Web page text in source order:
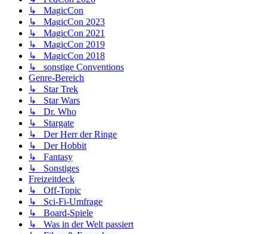
↳ MagicCon
↳ MagicCon 2023
↳ MagicCon 2021
↳ MagicCon 2019
↳ MagicCon 2018
↳ sonstige Conventions
Genre-Bereich
↳ Star Trek
↳ Star Wars
↳ Dr. Who
↳ Stargate
↳ Der Herr der Ringe
↳ Der Hobbit
↳ Fantasy
↳ Sonstiges
Freizeitdeck
↳ Off-Topic
↳ Sci-Fi-Umfrage
↳ Board-Spiele
↳ Was in der Welt passiert